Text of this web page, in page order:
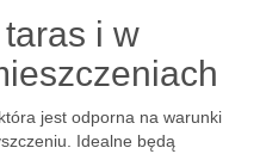
i w
która jest odporna na warunki
Idealne będą